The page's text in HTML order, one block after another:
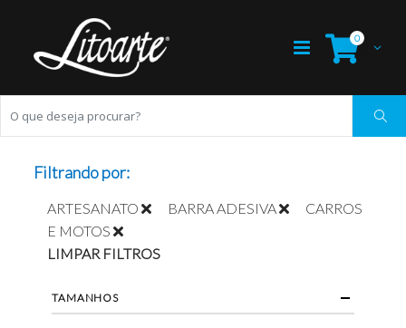
0
Filtrando por:
ARTESANATO BARRA ADESIVA
CARROS
E MOTOS
LIMPAR FILTROS
TAMANHOS